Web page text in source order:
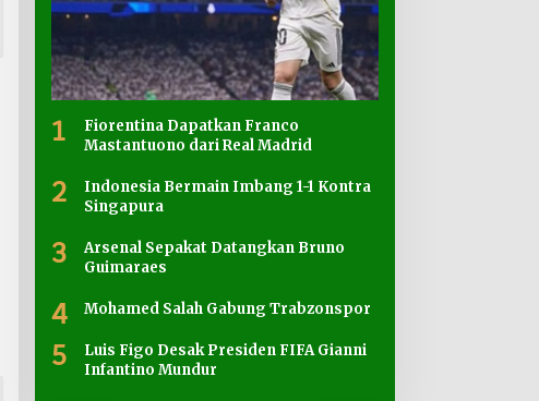
1
Fiorentina Dapatkan Franco
Mastantuono dari Real Madrid
2
Indonesia Bermain Imbang 1-1 Kontra
Singapura
3
Arsenal Sepakat Datangkan Bruno
Guimaraes
4 Mohamed Salah Gabung Trabzonspor
5
Luis Figo Desak Presiden FIFA Gianni
Infantino Mundur